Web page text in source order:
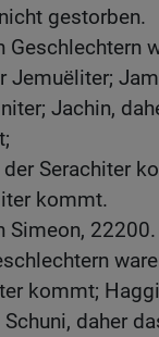
gestorben.
Geschlechtern
Jemuëliter;
Jachin,
Serachiter
kommt.
Simeon, 22200.
kommt;
daher